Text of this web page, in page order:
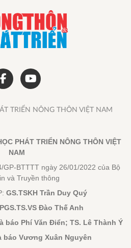
TRIỂN NÔNG THÔN VIỆT NAM
PHÁT TRIỂN NÔNG THÔN VIỆT
NAM
BTTTT ngày 26/01/2022 của Bộ
và Truyền thông
GS.TSKH Trần Duy Quý
PGS.TS.VS Đào Thế Anh
báo Phí Văn Điển; TS. Lê Thành Ý
báo Vương Xuân Nguyên